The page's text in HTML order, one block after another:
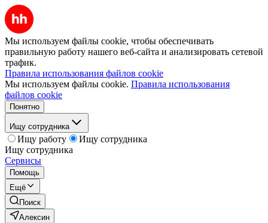
Мы используем файлы cookie, чтобы обеспечивать
правильную работу нашего веб-сайта и анализировать сетевой
трафик.
Правила использования файлов cookie
Мы используем файлы cookie. Правила использования
файлов cookie
Понятно
Ищу сотрудника
Ищу работу
Ищу сотрудника
Ищу сотрудника
Сервисы
Помощь
Ещё
Поиск
Алексин